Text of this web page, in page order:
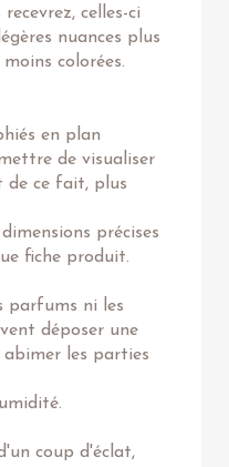
celles-ci
nuances plus
colorées.
en plan
de visualiser
de ce fait, plus
précises
fiche produit.
parfums ni les
déposer une
les parties
coup d'éclat,